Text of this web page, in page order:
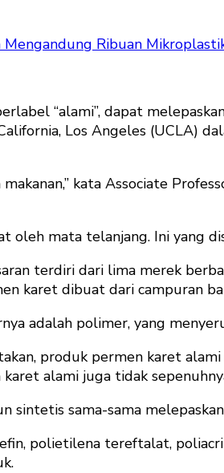
Mengandung Ribuan
“alami”, dapat
Los Angeles (UCLA)
kata Associate
mata telanjang. Ini yang
terdiri dari lima merek
karet dibuat dari campuran
adalah polimer, yang
produk permen karet
alami juga tidak
sama-sama
polietilena tereftalat,